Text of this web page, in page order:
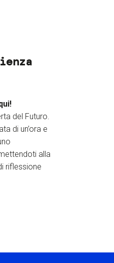
del Futuro.
di un’ora e
alla
riflessione